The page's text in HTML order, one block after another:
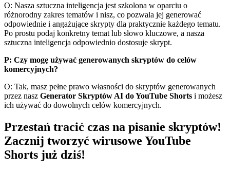
O: Nasza sztuczna inteligencja jest szkolona w oparciu o
różnorodny zakres tematów i nisz, co pozwala jej generować
odpowiednie i angażujące skrypty dla praktycznie każdego tematu.
Po prostu podaj konkretny temat lub słowo kluczowe, a nasza
sztuczna inteligencja odpowiednio dostosuje skrypt.
P: Czy mogę używać generowanych skryptów do celów
komercyjnych?
O: Tak, masz pełne prawo własności do skryptów generowanych
przez nasz Generator Skryptów AI do YouTube Shorts i możesz
ich używać do dowolnych celów komercyjnych.
Przestań tracić czas na pisanie skryptów!
Zacznij tworzyć wirusowe YouTube
Shorts już dziś!